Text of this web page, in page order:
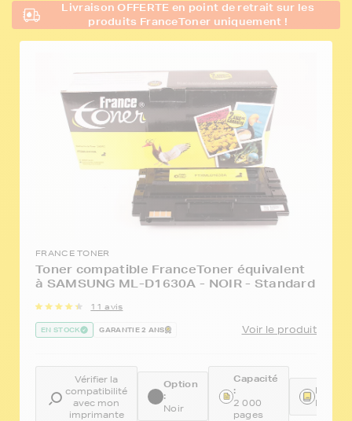
Livraison OFFERTE en point de retrait sur les
produits FranceToner uniquement !
FRANCE TONER
Toner compatible FranceToner équivalent
à SAMSUNG ML-D1630A - NOIR - Standard
11 avis
EN STOCK GARANTIE 2 ANS Voir le produit
Vérifier la
compatibilité
avec mon
imprimante
Option
:
Noir
Capacité
:
2 000
pages